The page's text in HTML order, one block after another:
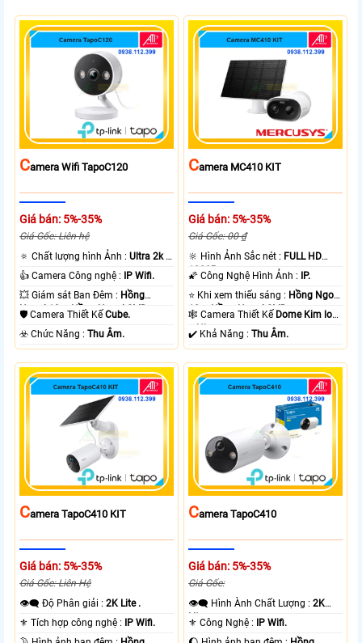
CAmera Wifi TapoC120
Giá bán: 5%-35%
Giá Gốc: Liên hệ
🔅 Chất lượng hình Ảnh :Ultra 2k +
.
👍 Camera Công nghệ :
IP Wifi.
💥 Giám sát Ban Đêm : Hồng
Ngoại 10m Hồng Ngoại SMD.
🛡 Camera Thiết KếCube.
️☣️ Chức Năng :Thu Âm.
CAmera MC410 KIT
Giá bán: 5%-35%
Giá Gốc: 00 ₫
🔆 Hình Ảnh Sắc nét : FULL HD
1080P .
🌠 Công Nghệ Hình Ảnh :
IP.
⭐ Khi xem thiếu sáng : Hồng Ngoại
10m Hồng Ngoại SMD.
🕸️ Camera Thiết Kế Dome Kim loại
+ Nhựa.
️✔️ Khả Năng :Thu Âm.
CAmera TapoC410 KIT
Giá bán: 5%-35%
Giá Gốc: Liên Hệ
👁️‍🗨 Độ Phân giải :2K Lite .
⚜️ Tích hợp công nghệ :
IP Wifi.
CAmera TapoC410
Giá bán: 5%-35%
Giá Gốc:
👁️‍🗨 Hình Ành Chất Lượng :2K
Lite .
⚜️ Công Nghệ :
IP Wifi.